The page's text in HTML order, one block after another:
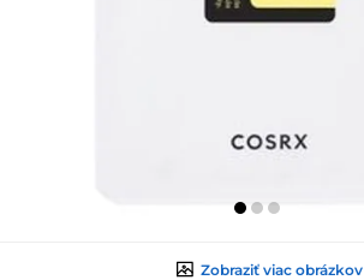
Zobraziť viac obrázkov